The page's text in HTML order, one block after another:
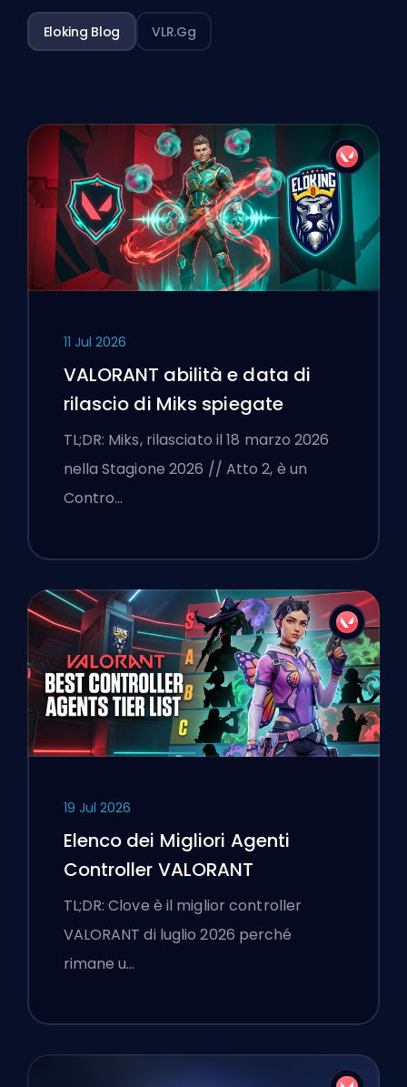
Eloking Blog VLR.gg
11 Jul 2026
VALORANT abilità e data di
rilascio di Miks spiegate
TL;DR: Miks, rilasciato il 18 marzo 2026
nella Stagione 2026 // Atto 2, è un
Contro…
19 Jul 2026
Elenco dei Migliori Agenti
Controller VALORANT
TL;DR: Clove è il miglior controller
VALORANT di luglio 2026 perché
rimane u…